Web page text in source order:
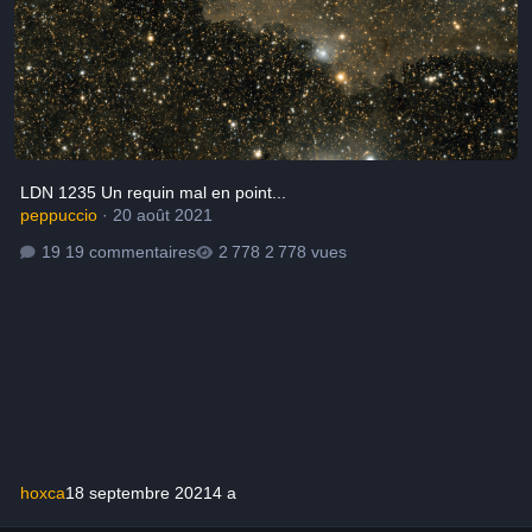
LDN 1235 Un requin mal en point...
peppuccio· 20 août 2021
19 commentaires
2 778 vues
hoxca18 septembre 20214 a